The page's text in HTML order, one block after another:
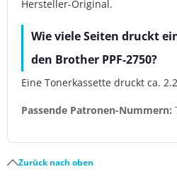
Hersteller-Original.
Wie viele Seiten druckt
den Brother PPF-2750?
Eine Tonerkassette druckt ca.
Passende Patronen-Nummern:
Zurück nach oben